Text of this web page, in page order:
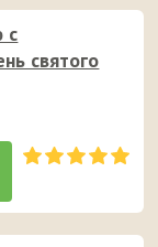
с
святого